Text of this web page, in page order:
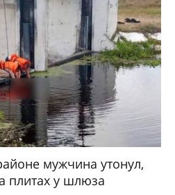
мужчина утонул,
плитах у шлюза